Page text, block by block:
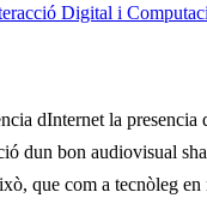
Digital i
dInternet la presencia
dun bon audiovisual
que com a tecnòleg